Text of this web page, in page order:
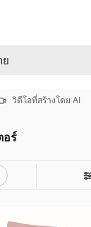
วิดีโอที่สร้างโดย AI
อร์